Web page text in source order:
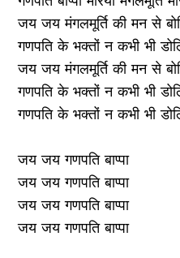
जय जय मंगलमूर्ति की मन से
गणपति के भक्तों न कभी भी
जय जय मंगलमूर्ति की मन से
गणपति के भक्तों न कभी भी
गणपति के भक्तों न कभी भी
जय जय गणपति बाप्पा
जय जय गणपति बाप्पा
जय जय गणपति बाप्पा
जय जय गणपति बाप्पा